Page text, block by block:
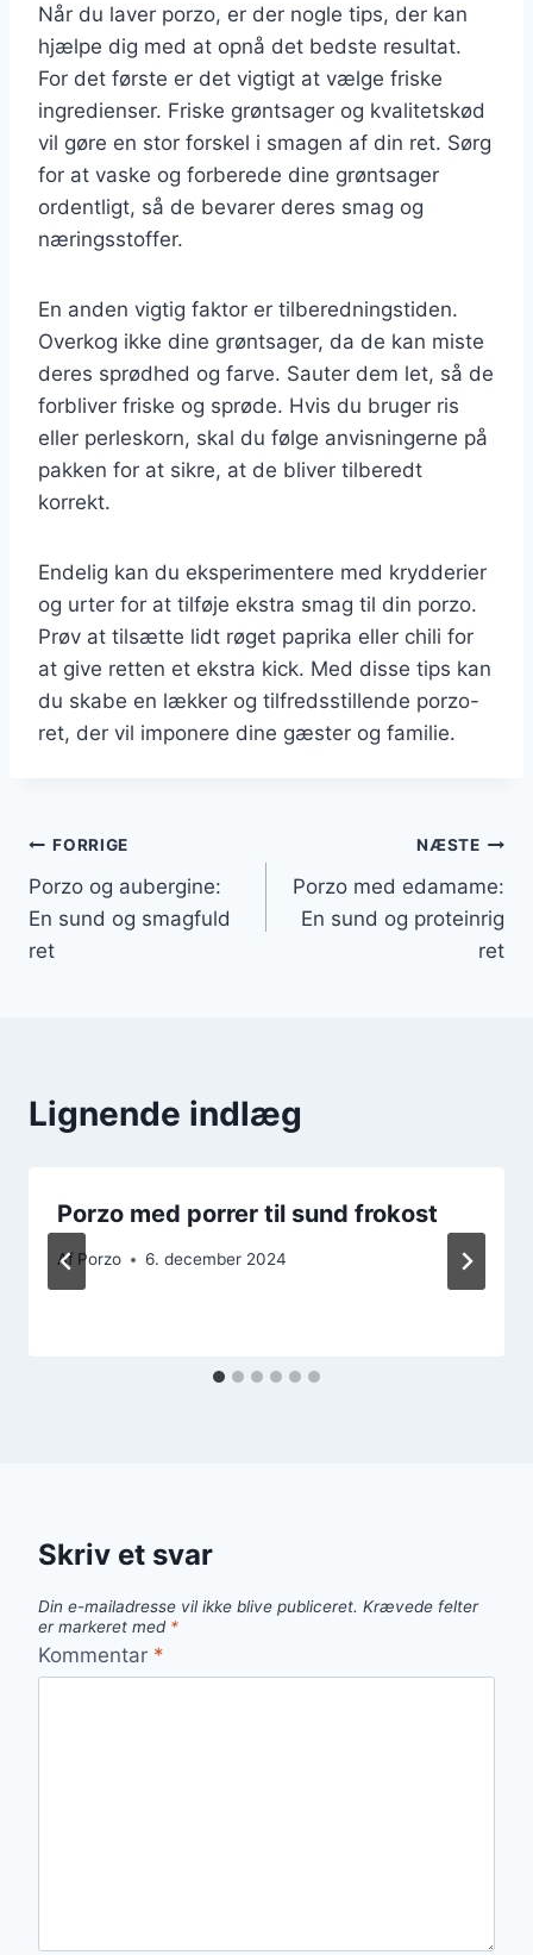
Når du laver porzo, er der nogle tips, der kan
hjælpe dig med at opnå det bedste resultat.
For det første er det vigtigt at vælge friske
ingredienser. Friske grøntsager og kvalitetskød
vil gøre en stor forskel i smagen af din ret. Sørg
for at vaske og forberede dine grøntsager
ordentligt, så de bevarer deres smag og
næringsstoffer.
En anden vigtig faktor er tilberedningstiden.
Overkog ikke dine grøntsager, da de kan miste
deres sprødhed og farve. Sauter dem let, så de
forbliver friske og sprøde. Hvis du bruger ris
eller perleskorn, skal du følge anvisningerne på
pakken for at sikre, at de bliver tilberedt
korrekt.
Endelig kan du eksperimentere med krydderier
og urter for at tilføje ekstra smag til din porzo.
Prøv at tilsætte lidt røget paprika eller chili for
at give retten et ekstra kick. Med disse tips kan
du skabe en lækker og tilfredsstillende porzo-
ret, der vil imponere dine gæster og familie.
Indlægsnavigation
FORRIGE
Porzo og aubergine:
En sund og smagfuld
ret
NÆSTE
Porzo med edamame:
En sund og proteinrig
ret
Lignende indlæg
Porzo med porrer til sund frokost
Af Porzo 6. december 2024
Skriv et svar
Din e-mailadresse vil ikke blive publiceret. Krævede felter
er markeret med *
Kommentar *